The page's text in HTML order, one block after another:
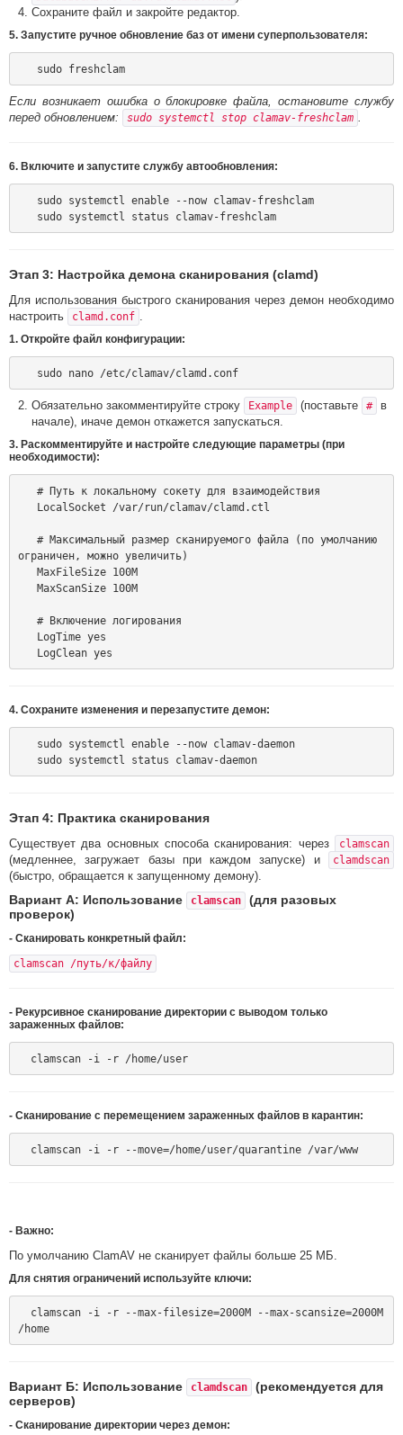
Сохраните файл и закройте редактор.
5. Запустите ручное обновление баз от имени суперпользователя:
   sudo freshclam
Если возникает ошибка о блокировке файла, остановите службу
перед обновлением:
sudo systemctl stop clamav-freshclam .
6. Включите и запустите службу автообновления:
   sudo systemctl status clamav-freshclam
Этап 3: Настройка демона сканирования (clamd)
Для использования быстрого сканирования через демон необходимо
настроить
clamd.conf .
1. Откройте файл конфигурации:
   sudo nano /etc/clamav/clamd.conf
Обязательно закомментируйте строку Example (поставьте #
в
начале), иначе демон откажется запускаться.
3. Раскомментируйте и настройте следующие параметры (при
необходимости):
ограничен, можно увеличить)
4. Сохраните изменения и перезапустите демон:
   sudo systemctl status clamav-daemon
Этап 4: Практика сканирования
Существует два основных способа сканирования: через clamscan
(медленнее, загружает базы при каждом запуске) и clamdscan
(быстро, обращается к запущенному демону).
Вариант А: Использование clamscan
(для разовых
проверок)
- Сканировать конкретный файл:
clamscan /путь/к/файлу
- Рекурсивное сканирование директории с выводом только
зараженных файлов:
  clamscan -i -r /home/user
- Сканирование с перемещением зараженных файлов в карантин:
  clamscan -i -r --move=/home/user/quarantine /var/www
- Важно:
По умолчанию ClamAV не сканирует файлы больше 25 МБ.
Для снятия ограничений используйте ключи:
/home
Вариант Б: Использование clamdscan
(рекомендуется для
серверов)
- Сканирование директории через демон: